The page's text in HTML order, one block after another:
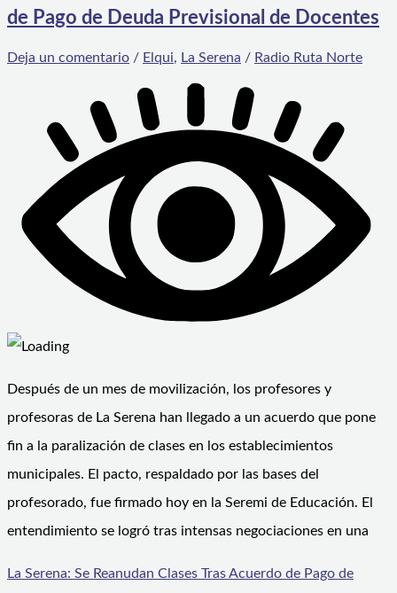
de Pago de Deuda Previsional de Docentes
Deja un comentario / Elqui, La Serena / Radio Ruta Norte
Después de un mes de movilización, los profesores y
profesoras de La Serena han llegado a un acuerdo que pone
fin a la paralización de clases en los establecimientos
municipales. El pacto, respaldado por las bases del
profesorado, fue firmado hoy en la Seremi de Educación. El
entendimiento se logró tras intensas negociaciones en una
La Serena: Se Reanudan Clases Tras Acuerdo de Pago de